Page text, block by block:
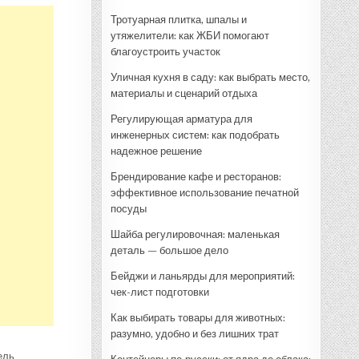
Тротуарная плитка, шпалы и
утяжелители: как ЖБИ помогают
благоустроить участок
Уличная кухня в саду: как выбрать место,
материалы и сценарий отдыха
Регулирующая арматура для
инженерных систем: как подобрать
надежное решение
Брендирование кафе и ресторанов:
эффективное использование печатной
посуды
Шайба регулировочная: маленькая
деталь — большое дело
Бейджи и ланьярды для мероприятий:
чек-лист подготовки
Как выбирать товары для животных:
разумно, удобно и без лишних трат